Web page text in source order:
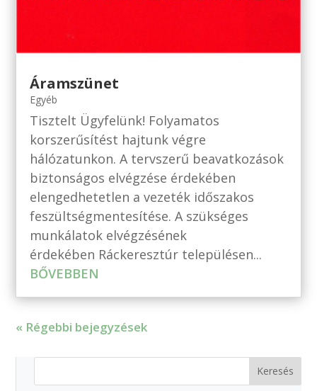
Áramszünet
Egyéb
Tisztelt Ügyfelünk! Folyamatos
korszerűsítést hajtunk végre
hálózatunkon. A tervszerű beavatkozások
biztonságos elvégzése érdekében
elengedhetetlen a vezeték időszakos
feszültségmentesítése. A szükséges
munkálatok elvégzésének
érdekében Ráckeresztúr településen...
BŐVEBBEN
« Régebbi bejegyzések